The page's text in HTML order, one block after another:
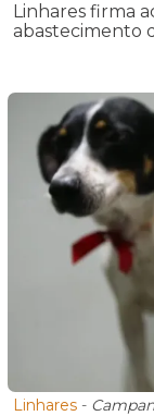
Linhares firma
abastecimento
Linhares -